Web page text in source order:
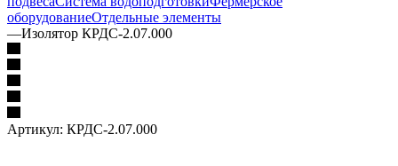
оборудованиеОтдельные элементы
—Изолятор КРДС-2.07.000
Артикул: КРДС-2.07.000